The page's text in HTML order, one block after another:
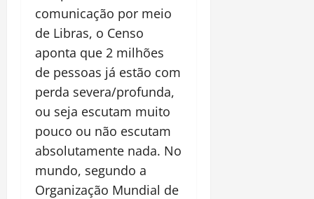
comunicação por meio
de Libras, o Censo
aponta que 2 milhões
de pessoas já estão com
perda severa/profunda,
ou seja escutam muito
pouco ou não escutam
absolutamente nada. No
mundo, segundo a
Organização Mundial de